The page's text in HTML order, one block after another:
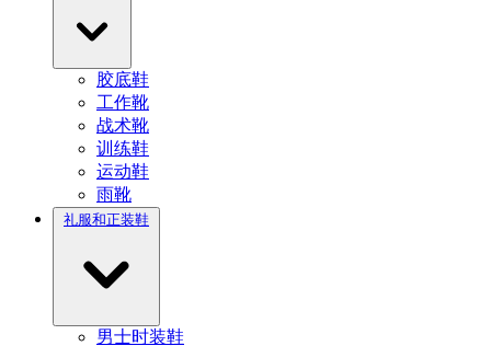
胶底鞋
工作靴
战术靴
训练鞋
运动鞋
雨靴
礼服和正装鞋
男士时装鞋